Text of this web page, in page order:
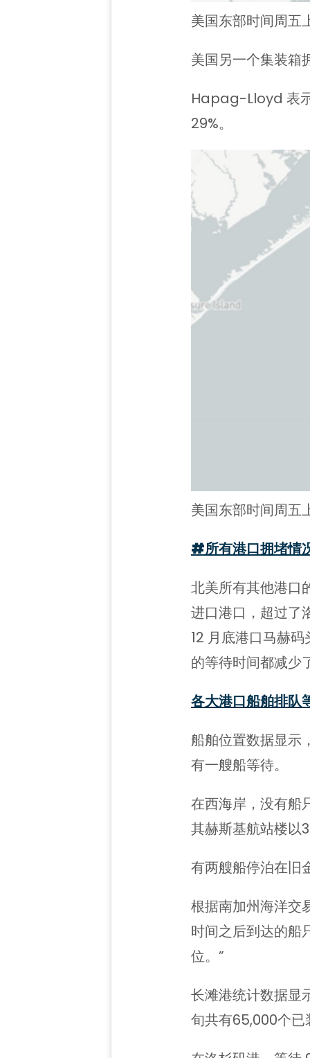
美国东部时间周
美国另一个集装箱
Hapag-Lloyd 表
29%。
美国东部时间周
#所有港口拥堵情
北美所有其他港口
进口港口，超过
12 月底港口马赫
的等待时间都减少
各大港口船舶排队
船舶位置数据显示
有一艘船等待。
在西海岸，没有船
其赫斯基航站楼以
有两艘船停泊在旧
根据南加州海洋交
时间之后到达的船
位。”
长滩港统计数据显
旬共有65,000个已